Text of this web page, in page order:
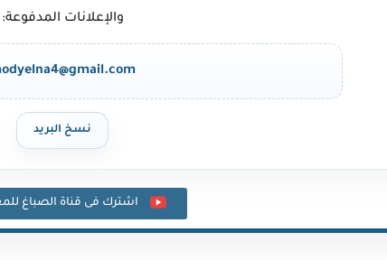
والإعلانات المدفوعة:
نسخ البريد
اشترك فى قناة الصباغ